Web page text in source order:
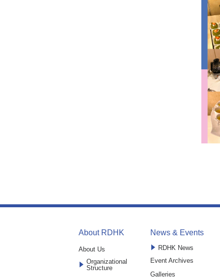
About RDHK
About Us
Organizational
Structure
News & Events
RDHK News
Event Archives
Galleries